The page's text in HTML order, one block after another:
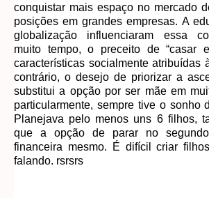
conquistar mais espaço no mercado
posições em grandes empresas. A
globalização influenciaram essa
muito tempo, o preceito de “casar
características socialmente atribuídas
contrário, o desejo de priorizar a
substitui a opção por ser mãe em
particularmente, sempre tive o sonho
Planejava pelo menos uns 6 filhos,
que a opção de parar no
financeira mesmo. É difícil criar
falando. rsrsrs